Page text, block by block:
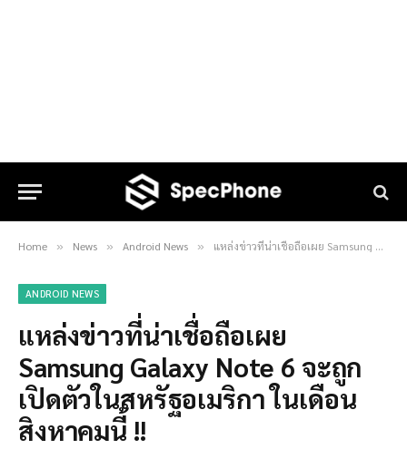
Home » News » Android News » แหล่งข่าวที่น่าเชื่อถือเผย Samsung Galaxy Note 6 จะถูกเปิดตัวในสหรัฐอเมริกา ในเดือนสิงหาคมนี้ !!
ANDROID NEWS
แหล่งข่าวที่น่าเชื่อถือเผย
Samsung Galaxy Note 6 จะถูก
เปิดตัวในสหรัฐอเมริกา ในเดือน
สิงหาคมนี้ !!